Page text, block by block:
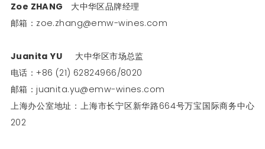
Zoe ZHANG 大中华区品牌经理
邮箱：zoe.zhang@emw-wines.com
Juanita YU 大中华区市场总监
电话：+86 (21) 62824966/8020
邮箱：juanita.yu@emw-wines.com
上海办公室地址：上海市长宁区新华路664号万宝国际商务中心
202